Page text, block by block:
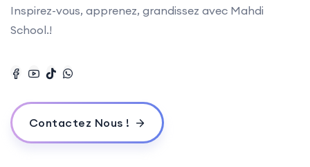
Inspirez-vous, apprenez, grandissez avec Mahdi
School.!
Contactez Nous !